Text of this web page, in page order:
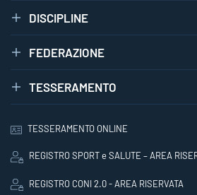
DISCIPLINE
FEDERAZIONE
TESSERAMENTO
TESSERAMENTO ONLINE
REGISTRO SPORT e SALUTE – AREA
REGISTRO CONI 2.0 - AREA RISERVATA